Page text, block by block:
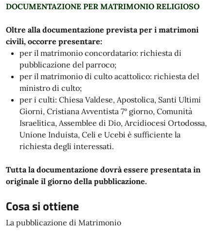
DOCUMENTAZIONE PER MATRIMONIO RELIGIOSO
Oltre alla documentazione prevista per i matrimoni
civili, occorre presentare:
per il matrimonio concordatario: richiesta di
pubblicazione del parroco;
per il matrimonio di culto acattolico: richiesta del
ministro di culto;
per i culti: Chiesa Valdese, Apostolica, Santi Ultimi
Giorni, Cristiana Avventista 7° giorno, Comunità
Israelitica, Assemblee di Dio, Arcidiocesi Ortodossa,
Unione Induista, Celi e Ucebi è sufficiente la
richiesta degli interessati.
Tutta la documentazione dovrà essere presentata in
originale il giorno della pubblicazione.
Cosa si ottiene
La pubblicazione di Matrimonio